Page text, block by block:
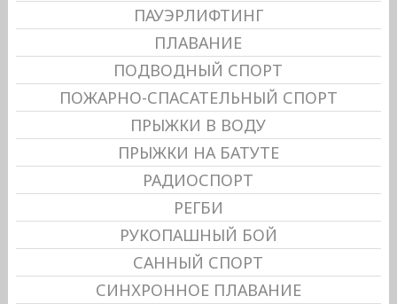
ПАУЭРЛИФТИНГ
ПЛАВАНИЕ
ПОДВОДНЫЙ СПОРТ
ПОЖАРНО-СПАСАТЕЛЬНЫЙ СПОРТ
ПРЫЖКИ В ВОДУ
ПРЫЖКИ НА БАТУТЕ
РАДИОСПОРТ
РЕГБИ
РУКОПАШНЫЙ БОЙ
САННЫЙ СПОРТ
СИНХРОННОЕ ПЛАВАНИЕ